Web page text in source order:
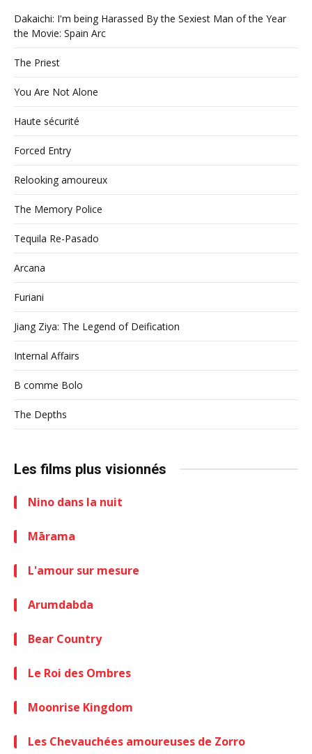
Dakaichi: I'm being Harassed By the Sexiest Man of the Year
the Movie: Spain Arc
The Priest
You Are Not Alone
Haute sécurité
Forced Entry
Relooking amoureux
The Memory Police
Tequila Re-Pasado
Arcana
Furiani
Jiang Ziya: The Legend of Deification
Internal Affairs
B comme Bolo
The Depths
Les films plus visionnés
Nino dans la nuit
Mārama
L'amour sur mesure
Arumdabda
Bear Country
Le Roi des Ombres
Moonrise Kingdom
Les Chevauchées amoureuses de Zorro